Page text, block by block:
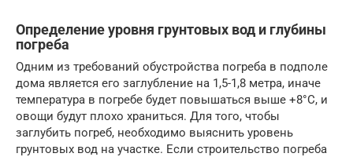
Определение уровня грунтовых вод и глубины
погреба
Одним из требований обустройства погреба в подполе
дома является его заглубление на 1,5-1,8 метра, иначе
температура в погребе будет повышаться выше +8°С, и
овощи будут плохо храниться. Для того, чтобы
заглубить погреб, необходимо выяснить уровень
грунтовых вод на участке. Если строительство погреба